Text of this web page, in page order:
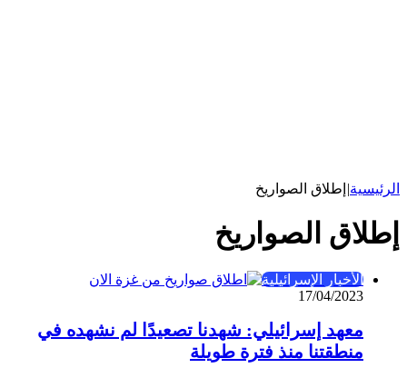
الرئيسية| إطلاق الصواريخ
إطلاق الصواريخ
الأخبار الإسرائيلية
17/04/2023
معهد إسرائيلي: شهدنا تصعيدًا لم نشهده في
منطقتنا منذ فترة طويلة